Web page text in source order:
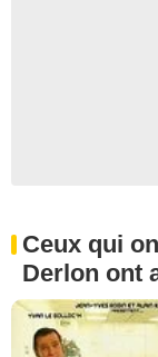
Ceux qui
Derlon ont